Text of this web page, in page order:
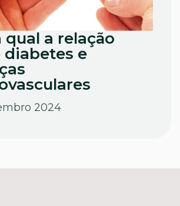
qual a relação
diabetes e
2024